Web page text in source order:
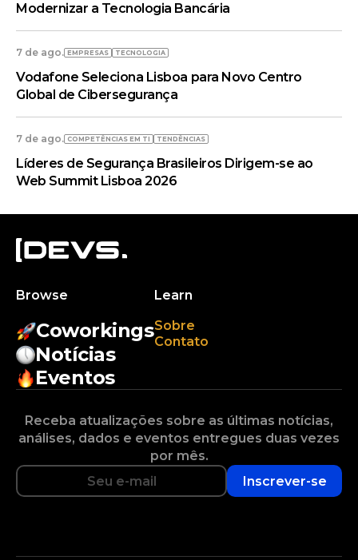
Modernizar a Tecnologia Bancária
7 de ago. EMPRESAS TECNOLOGIA
Vodafone Seleciona Lisboa para Novo Centro
Global de Cibersegurança
7 de ago. COMPETÊNCIAS EM TI TENDÊNCIAS
Líderes de Segurança Brasileiros Dirigem-se ao
Web Summit Lisboa 2026
Browse
Coworkings
Notícias
Eventos
Learn
Sobre
Contato
Receba atualizações sobre as últimas notícias,
análises, dados e eventos entregues duas vezes
por mês.
Inscrever-se